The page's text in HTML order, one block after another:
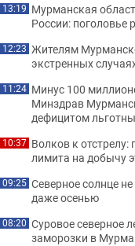
13:19 Мурманская
России: поголовье
12:23 Жителям
экстренных
11:24 Минус 100
Минздрав
дефицитом
10:37 Волков к
лимита на добычу
09:25 Северное солнце
даже осенью
08:20 Суровое северное
заморозки в